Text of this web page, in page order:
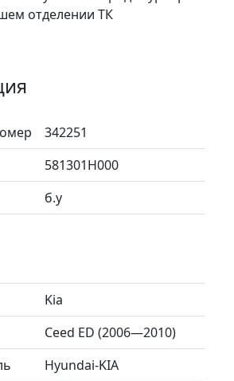
отделении ТК
342251
581301H000
б.у
Kia
Ceed ED (2006—2010)
Hyundai-KIA